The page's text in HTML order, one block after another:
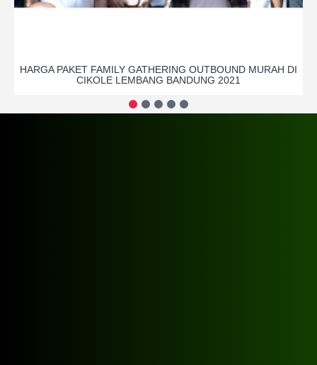
HARGA PAKET FAMILY GATHERING OUTBOUND MURAH DI
CIKOLE LEMBANG BANDUNG 2021